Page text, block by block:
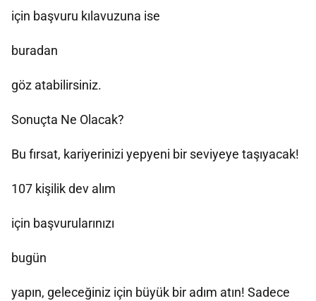
için başvuru kılavuzuna ise
buradan
göz atabilirsiniz.
Sonuçta Ne Olacak?
Bu fırsat, kariyerinizi yepyeni bir seviyeye taşıyacak!
107 kişilik dev alım
için başvurularınızı
bugün
yapın, geleceğiniz için büyük bir adım atın! Sadece